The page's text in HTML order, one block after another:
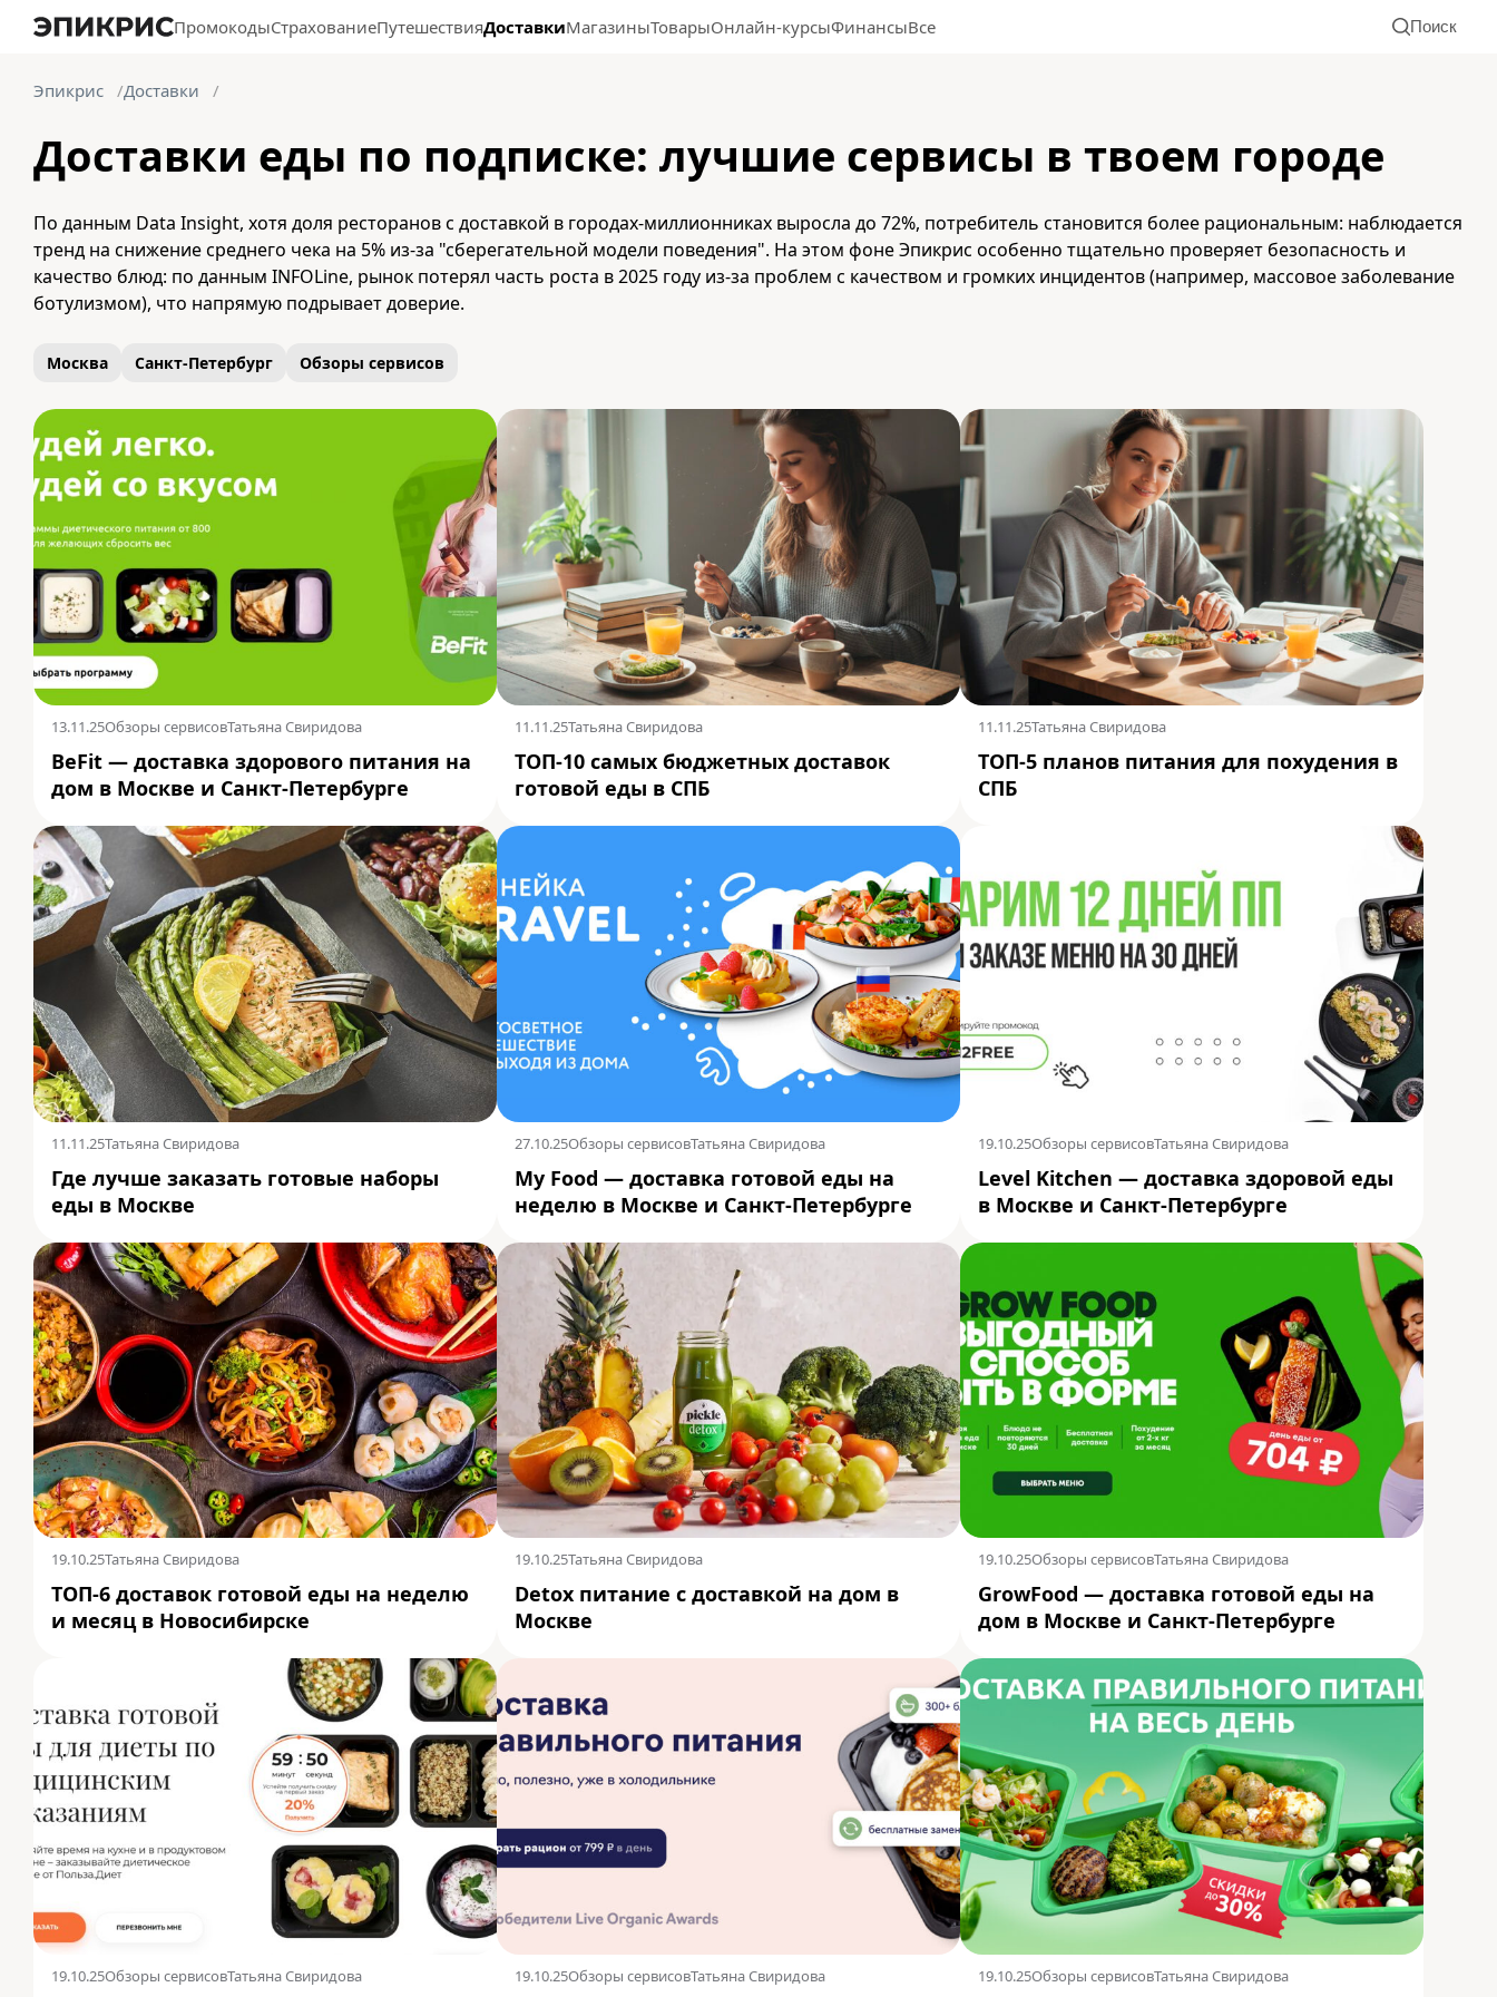
ПромокодыСтрахованиеПутешествияДоставкиМагазиныТоварыОнлайн-курсыФинансыВсе Поиск
Эпикрис Доставки
Доставки еды по подписке: лучшие сервисы в твоем городе
По данным Data Insight, хотя доля ресторанов с доставкой в городах-миллионниках выросла до 72%, потребитель становится более рациональным: наблюдается
тренд на снижение среднего чека на 5% из-за "сберегательной модели поведения". На этом фоне Эпикрис особенно тщательно проверяет безопасность и
качество блюд: по данным INFOLine, рынок потерял часть роста в 2025 году из-за проблем с качеством и громких инцидентов (например, массовое заболевание
ботулизмом), что напрямую подрывает доверие.
Москва Санкт-Петербург Обзоры сервисов
13.11.25Обзоры сервисовТатьяна Свиридова
BeFit — доставка здорового питания на
дом в Москве и Санкт-Петербурге
11.11.25Татьяна Свиридова
ТОП-10 самых бюджетных доставок
готовой еды в СПБ
11.11.25Татьяна Свиридова
ТОП-5 планов питания для похудения в
СПБ
11.11.25Татьяна Свиридова
Где лучше заказать готовые наборы
еды в Москве
27.10.25Обзоры сервисовТатьяна Свиридова
My Food — доставка готовой еды на
неделю в Москве и Санкт-Петербурге
19.10.25Обзоры сервисовТатьяна Свиридова
Level Kitchen — доставка здоровой еды
в Москве и Санкт-Петербурге
19.10.25Татьяна Свиридова
ТОП-6 доставок готовой еды на неделю
и месяц в Новосибирске
19.10.25Татьяна Свиридова
Detox питание с доставкой на дом в
Москве
19.10.25Обзоры сервисовТатьяна Свиридова
GrowFood — доставка готовой еды на
дом в Москве и Санкт-Петербурге
19.10.25Обзоры сервисовТатьяна Свиридова 19.10.25Обзоры сервисовТатьяна Свиридова 19.10.25Обзоры сервисовТатьяна Свиридова